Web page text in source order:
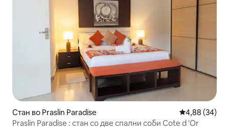
Стан во Praslin Paradise Просечна
4,88 (34)
Praslin Paradise : стан со две спални соби Cote d 'Or